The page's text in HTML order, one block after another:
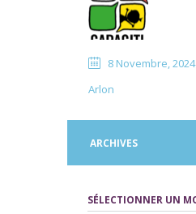
8 Novembre, 2024
Arlon
ARCHIVES
Archives